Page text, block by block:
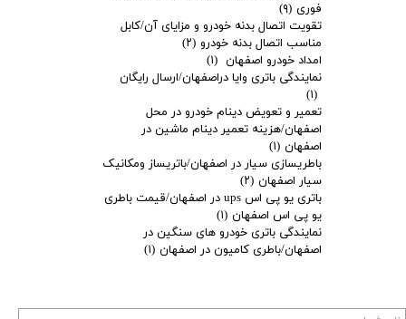
فوری (۹)
تقویت اتصال بدنه خودرو و مزایای آن/کابل
مناسب اتصال بدنه خودرو (۲)
امداد خودرو اصفهان (۱)
نمایندگی باتری وایا دراصفهان/ارسال رایگان
(۱)
تعمیر و تعویض دینام خودرو در محل
اصفهان/هزینه تعمیر دینام ماشین در
اصفهان (۱)
باطریسازی سیار در اصفهان/باتریساز ومکانیک
سیار اصفهان (۲)
باتری یو پی اس ups در اصفهان/قیمت باطری
یو پی اس اصفهان (۱)
نمایندگی باتری خودرو های سنگین در
اصفهان/باطری کامیون در اصفهان (۱)